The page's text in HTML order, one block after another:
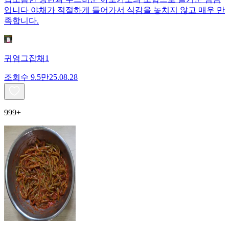
입니다 야채가 적절하게 들어가서 식감을 놓치지 않고 매우 만
족합니다.
귀염그잡채1
조회수 9.5만25.08.28
999+